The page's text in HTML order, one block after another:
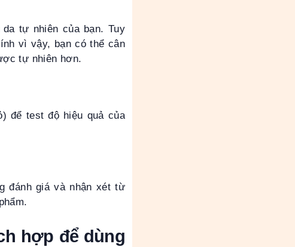
tự nhiên của bạn. Tuy
vì vậy, bạn có thể cân
tự nhiên hơn.
để test độ hiệu quả của
đánh giá và nhận xét từ
hợp để dùng